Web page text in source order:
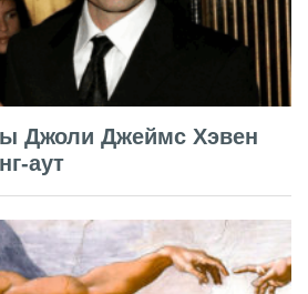
Джоли Джеймс Хэвен
аут